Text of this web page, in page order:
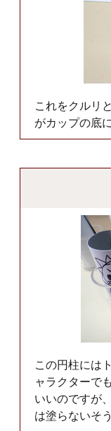
これをクルリ
がカップの底
この円柱には
ャラクターで
いいのですが
は塗らないそ